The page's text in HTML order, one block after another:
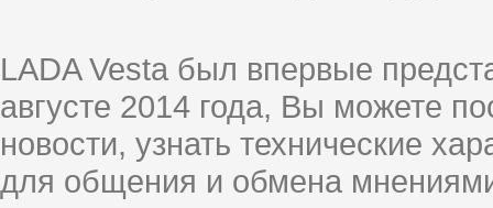
LADA Vesta был впервые
августе 2014 года, Вы можете
новости, узнать технические
для общения и обмена